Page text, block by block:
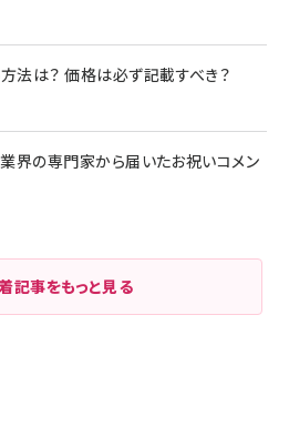
法は？ 価格は必ず記載すべき？
界の専門家から届いたお祝いコメン
記事をもっと見る